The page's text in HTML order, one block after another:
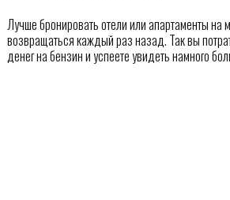
Лучше бронировать отели или апартаменты на
возвращаться каждый раз назад. Так вы
денег на бензин и успеете увидеть намного